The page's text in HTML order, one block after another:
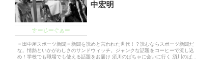
すーじーぐぁー
中宏明
＝田中屋スポーツ新聞＝新聞を読めと言われた世代！？読むならスポーツ新聞だ
な。情熱といかがわしさのサンドウィッチ。ジャンクな話題をコーヒーで流し込
め！学校でも職場でも使える話題をお届け 須川のばちゃに会いに行く 須川のば...